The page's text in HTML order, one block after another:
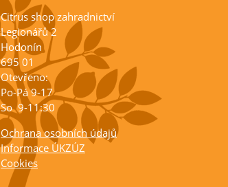
Citrus shop zahradnictví
Legionářů 2
Hodonín
695 01
Otevřeno:
Po-Pá 9-17
So 9-11:30
Ochrana osobních údajů
Informace ÚKZÚZ
Cookies